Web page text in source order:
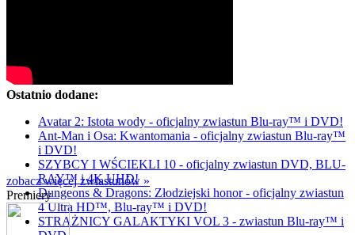
Ostatnio dodane:
Avatar 2: Istota wody - oficjalny zwiastun Blu-ray™ i DVD!
Ant-Man i Osa: Kwantomania - oficjalny zwiastun Blu-ray™
i DVD!
SZYBCY I WŚCIEKLI 10 - oficjalny zwiastun DVD, BLU-
RAY™ i 4K UHD!
Dungeons & Dragons: Złodziejski honor - oficjalny zwiastun
4 Ultra HD™, Blu-ray™ i DVD!
STRAŻNICY GALAKTYKI VOL 3 - zwiastun Blu-ray™ i
zobacz więcej zwiastunów »
Premiery